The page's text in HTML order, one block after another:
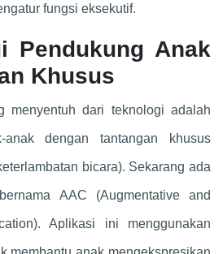
fungsi eksekutif.
Pendukung Anak
Khusus
menyentuh dari teknologi adalah
anak dengan tantangan khusus
bicara). Sekarang ada
AAC (Augmentative and
Aplikasi ini menggunakan